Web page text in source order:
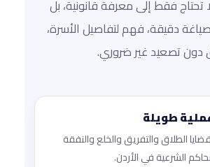
تحتاج فقط إلى معرفة قانونية، بل
دقيقة، فهم لتفاصيل الأسرة،
دون تصعيد غير ضروري.
طويلة
الطلاق والتفريق والخلع والنفقة
الشرعية في الأردن.